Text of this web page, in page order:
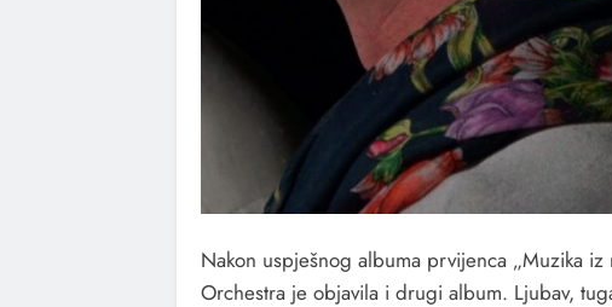
Nakon uspješnog albuma prvijenca „Muzika iz
Orchestra je objavila i drugi album. Ljubav,